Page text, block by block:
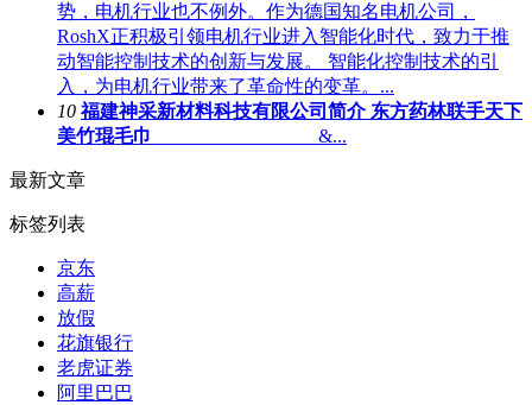
势，电机行业也不例外。作为德国知名电机公司，
RoshX正积极引领电机行业进入智能化时代，致力于推
动智能控制技术的创新与发展。 智能化控制技术的引
入，为电机行业带来了革命性的变革。...
10 福建神采新材料科技有限公司简介 东方药林联手天下
美竹琨毛巾
&...
最新文章
标签列表
京东
高薪
放假
花旗银行
老虎证券
阿里巴巴